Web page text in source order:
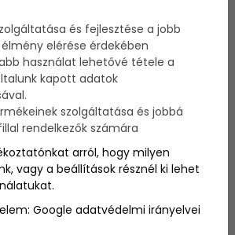
sokan gondolhatják úgy, hogy a
de valójában nem így van. A
Earthsegítségével mindenki
képen elképesztően furcsa
melyek egy része természetes,
mesterséges.
és fejlesztése a jobb
elérése érdekében
használat lehetővé tétele a
kapott adatok
szolgáltatása és jobbá
rendelkezők számára
arról, hogy milyen
vagy a beállítások résznél ki lehet
Google adatvédelmi irányelvei